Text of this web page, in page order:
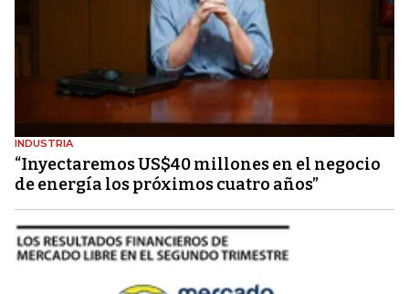
INDUSTRIA
“Inyectaremos US$40 millones en el negocio
de energía los próximos cuatro años”